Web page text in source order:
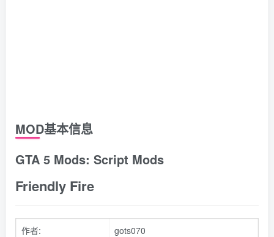
MOD基本信息
GTA 5 Mods: Script Mods
Friendly Fire
作者:
gots070